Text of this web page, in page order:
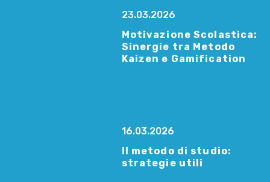
23.03.2026
Motivazione Scolastica:
Sinergie tra Metodo
Kaizen e Gamification
16.03.2026
Il metodo di studio:
strategie utili